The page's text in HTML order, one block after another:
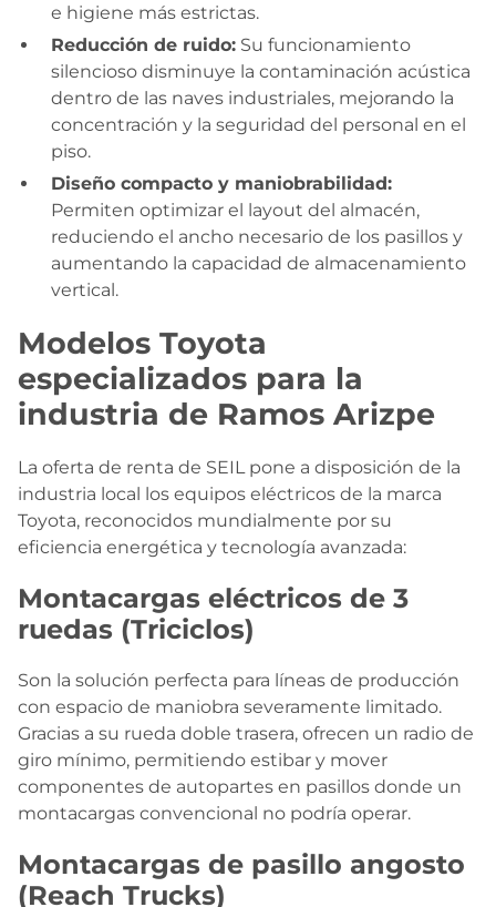
e higiene más estrictas.
Reducción de ruido: Su funcionamiento
silencioso disminuye la contaminación acústica
dentro de las naves industriales, mejorando la
concentración y la seguridad del personal en el
piso.
Diseño compacto y maniobrabilidad:
Permiten optimizar el layout del almacén,
reduciendo el ancho necesario de los pasillos y
aumentando la capacidad de almacenamiento
vertical.
Modelos Toyota
especializados para la
industria de Ramos Arizpe
La oferta de renta de SEIL pone a disposición de la
industria local los equipos eléctricos de la marca
Toyota, reconocidos mundialmente por su
eficiencia energética y tecnología avanzada:
Montacargas eléctricos de 3
ruedas (Triciclos)
Son la solución perfecta para líneas de producción
con espacio de maniobra severamente limitado.
Gracias a su rueda doble trasera, ofrecen un radio de
giro mínimo, permitiendo estibar y mover
componentes de autopartes en pasillos donde un
montacargas convencional no podría operar.
Montacargas de pasillo angosto
(Reach Trucks)